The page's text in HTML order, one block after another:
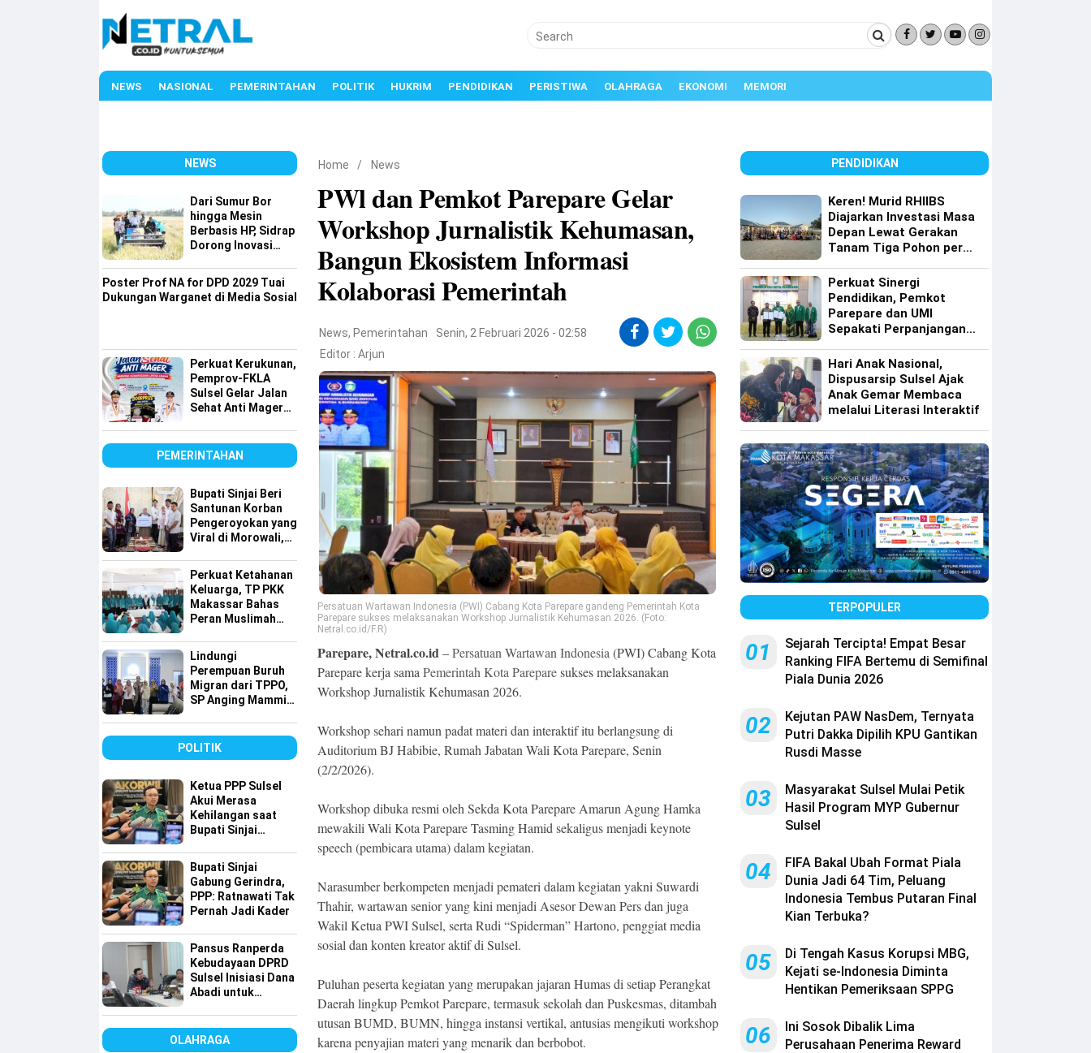
NEWS NASIONAL PEMERINTAHAN POLITIK HUKRIM PENDIDIKAN PERISTIWA OLAHRAGA EKONOMI MEMORI
NEWS
Dari Sumur Bor
hingga Mesin
Berbasis HP, Sidrap
Dorong Inovasi
Poster Prof NA for DPD 2029 Tuai
Dukungan Warganet di Media Sosial
Perkuat Kerukunan,
Pemprov-FKLA
Sulsel Gelar Jalan
Sehat Anti Mager
Lintas Agama
PEMERINTAHAN
Bupati Sinjai Beri
Santunan Korban
Pengeroyokan yang
Viral di Morowali,
Perkuat Ketahanan
Keluarga, TP PKK
Makassar Bahas
Peran Muslimah
Lindungi
Perempuan Buruh
Migran dari TPPO,
SP Anging Mammiri
POLITIK
Ketua PPP Sulsel
Akui Merasa
Kehilangan saat
Bupati Sinjai
Bupati Sinjai
Gabung Gerindra,
PPP: Ratnawati Tak
Pernah Jadi Kader
Pansus Ranperda
Kebudayaan DPRD
Sulsel Inisiasi Dana
Abadi untuk
OLAHRAGA
Home / News
PWl dan Pemkot Parepare Gelar
Workshop Jurnalistik Kehumasan,
Bangun Ekosistem Informasi
Kolaborasi Pemerintah
News, Pemerintahan
Senin, 2 Februari 2026 - 02:58
Editor :Arjun
Persatuan Wartawan Indonesia (PWI) Cabang Kota Parepare gandeng Pemerintah Kota
Parepare sukses melaksanakan Workshop Jurnalistik Kehumasan 2026. (Foto:
Netral.co.id/F.R)
Parepare, Netral.co.id–Persatuan Wartawan Indonesia (PWI) Cabang Kota
Parepare kerja samaPemerintah Kota Pareparesukses melaksanakan
Workshop Jurnalistik Kehumasan 2026.
Workshop sehari namun padat materi dan interaktif itu berlangsung di
Auditorium BJ Habibie, Rumah Jabatan Wali Kota Parepare, Senin
(2/2/2026).
Workshop dibuka resmi oleh Sekda Kota Parepare Amarun Agung Hamka
mewakili Wali Kota Parepare Tasming Hamid sekaligus menjadi keynote
speech (pembicara utama) dalam kegiatan.
Narasumber berkompeten menjadi pemateri dalam kegiatan yakni Suwardi
Thahir, wartawan senior yang kini menjadi Asesor Dewan Pers dan juga
Wakil Ketua PWI Sulsel, serta Rudi “Spiderman” Hartono, penggiat media
sosial dan konten kreator aktif di Sulsel.
Puluhan peserta kegiatan yang merupakan jajaran Humas di setiap Perangkat
Daerah lingkup Pemkot Parepare, termasuk sekolah dan Puskesmas, ditambah
utusan BUMD, BUMN, hingga instansi vertikal, antusias mengikuti workshop
karena penyajian materi yang menarik dan berbobot.
PENDIDIKAN
Keren! Murid RHIIBS
Diajarkan Investasi Masa
Depan Lewat Gerakan
Tanam Tiga Pohon per
Perkuat Sinergi
Pendidikan, Pemkot
Parepare dan UMI
Sepakati Perpanjangan
Perguruan Tinggi
Hari Anak Nasional,
Dispusarsip Sulsel Ajak
Anak Gemar Membaca
melalui Literasi Interaktif
TERPOPULER
01
Sejarah Tercipta! Empat Besar
Ranking FIFA Bertemu di Semifinal
Piala Dunia 2026
02
Kejutan PAW NasDem, Ternyata
Putri Dakka Dipilih KPU Gantikan
Rusdi Masse
03
Masyarakat Sulsel Mulai Petik
Hasil Program MYP Gubernur
Sulsel
04
FIFA Bakal Ubah Format Piala
Dunia Jadi 64 Tim, Peluang
Indonesia Tembus Putaran Final
Kian Terbuka?
05
Di Tengah Kasus Korupsi MBG,
Kejati se-Indonesia Diminta
Hentikan Pemeriksaan SPPG
06
Ini Sosok Dibalik Lima
Perusahaan Penerima Reward